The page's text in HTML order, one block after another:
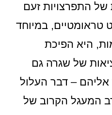
התפרצויות זעם
טראומטיים, במיוחד
היא הפיכת
של שגרה גם
אליהם – דבר העלול
המעגל הקרוב של